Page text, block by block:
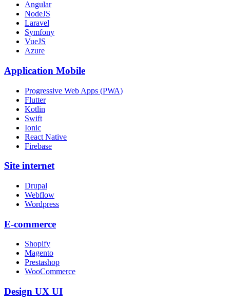
Angular
NodeJS
Laravel
Symfony
VueJS
Azure
Application Mobile
Progressive Web Apps (PWA)
Flutter
Kotlin
Swift
Ionic
React Native
Firebase
Site internet
Drupal
Webflow
Wordpress
E-commerce
Shopify
Magento
Prestashop
WooCommerce
Design UX UI